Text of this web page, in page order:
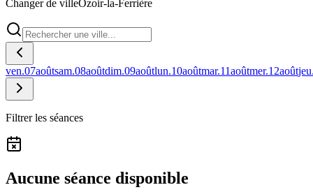
Changer de villeOzoir-la-Ferrière
ven.07aoûtsam.08aoûtdim.09aoûtlun.10aoûtmar.11aoûtmer.12août
Filtrer les séances
Aucune séance disponible